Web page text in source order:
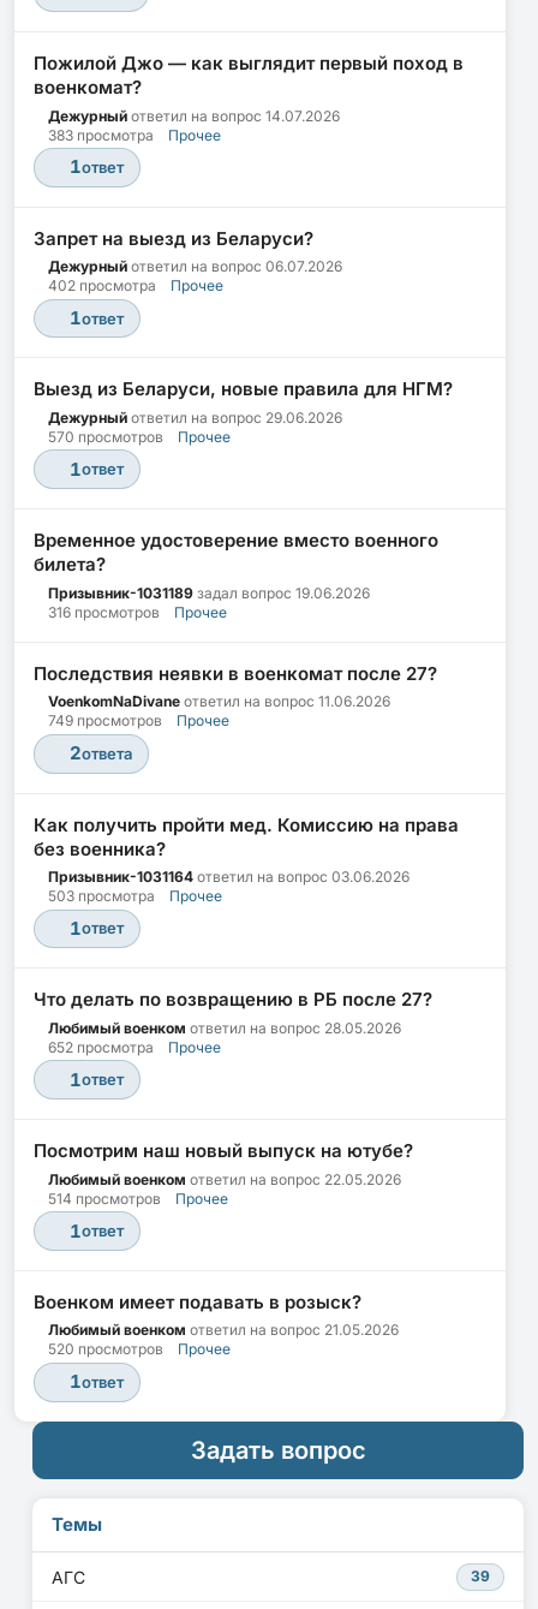
Пожилой Джо — как выглядит первый поход в
военкомат?
Дежурный ответил на вопрос 14.07.2026
383 просмотра
Прочее
1ответ
Запрет на выезд из Беларуси?
Дежурный ответил на вопрос 06.07.2026
402 просмотра
Прочее
1ответ
Выезд из Беларуси, новые правила для НГМ?
Дежурный ответил на вопрос 29.06.2026
570 просмотров
Прочее
1ответ
Временное удостоверение вместо военного
билета?
Призывник-1031189 задал вопрос 19.06.2026
316 просмотров
Прочее
Последствия неявки в военкомат после 27?
VoenkomNaDivane ответил на вопрос 11.06.2026
749 просмотров
Прочее
2ответа
Как получить пройти мед. Комиссию на права
без военника?
Призывник-1031164 ответил на вопрос 03.06.2026
503 просмотра
Прочее
1ответ
Что делать по возвращению в РБ после 27?
Любимый военком ответил на вопрос 28.05.2026
652 просмотра
Прочее
1ответ
Посмотрим наш новый выпуск на ютубе?
Любимый военком ответил на вопрос 22.05.2026
514 просмотров
Прочее
1ответ
Военком имеет подавать в розыск?
Любимый военком ответил на вопрос 21.05.2026
520 просмотров
Прочее
1ответ
Задать вопрос
Темы
АГС 39